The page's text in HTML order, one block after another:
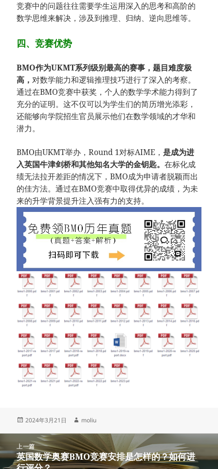
竞赛中的问题往往需要学生运用深入的思考和高阶的
数学思维来解决，涉及到推理、归纳、逆向思维等。
四、竞赛优势
BMO作为UKMT系列级别最高的赛事，题目难度极
高，对数学能力和逻辑推理技巧进行了深入的考察。
通过在BMO竞赛中获奖，个人的数学学术能力得到了
充分的证明。这不仅可以为学生们的简历增光添彩，
还能够向学院招生官员展示他们在数学领域的才华和
潜力。
BMO由UKMT举办，Round 1对标AIME，是成为进
入英国牛津剑桥和其他知名大学的金钥匙。在标化成
绩无法拉开差距的情况下，BMO成为申请者脱颖而出
的佳方法。通过在BMO竞赛中取得优异的成绩，为未
来的升学背景提升注入强有力的支持。
发
2024年3月21日
作
moliu
章
上一篇
上
英国数学奥赛BMO竞赛安排是怎样的？如何进